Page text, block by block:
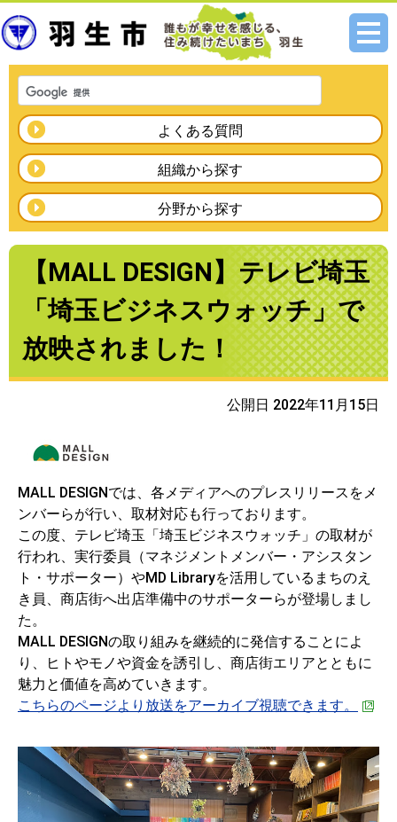
メニ
よくある質問
組織から探す
分野から探す
【MALL DESIGN】テレビ埼玉
「埼玉ビジネスウォッチ」で
放映されました！
公開日 2022年11月15日
MALL DESIGNでは、各メディアへのプレスリリースをメ
ンバーらが行い、取材対応も行っております。
この度、テレビ埼玉「埼玉ビジネスウォッチ」の取材が
行われ、実行委員（マネジメントメンバー・アシスタン
ト・サポーター）やMD Libraryを活用しているまちのえ
き員、商店街へ出店準備中のサポーターらが登場しまし
た。
MALL DESIGNの取り組みを継続的に発信することによ
り、ヒトやモノや資金を誘引し、商店街エリアとともに
魅力と価値を高めていきます。
こちらのページより放送をアーカイブ視聴できます。